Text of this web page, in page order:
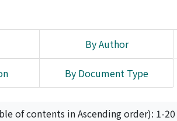
By Author
By Document Type
of contents in Ascending order): 1-20